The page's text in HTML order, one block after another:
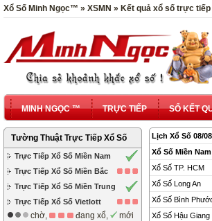
Xổ Số Minh Ngọc™ » XSMN » Kết quả xổ số trực
MINH NGỌC ™ TRỰC TIẾP SỔ KẾT
Tường Thuật Trực Tiếp Xổ Số
Trực Tiếp Xổ Số Miền Nam
Trực Tiếp Xổ Số Miền Bắc
Trực Tiếp Xổ Số Miền Trung
Trực Tiếp Xổ Số Vietlott
chờ, đang xổ, mới
Lịch Xổ Số 08/
Xổ Số Miền Nam
Xổ Số TP. HCM
Xổ Số Long An
Xổ Số Bình
Xổ Số Hậu Giang